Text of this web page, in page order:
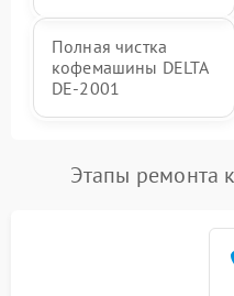
Полная чистка
кофемашины DELTA
DE-2001
Этапы ремонта